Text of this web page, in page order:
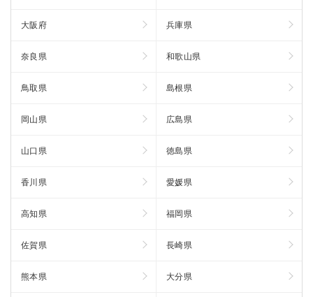
大阪府 兵庫県
奈良県 和歌山県
鳥取県 島根県
岡山県 広島県
山口県 徳島県
香川県 愛媛県
高知県 福岡県
佐賀県 長崎県
熊本県 大分県